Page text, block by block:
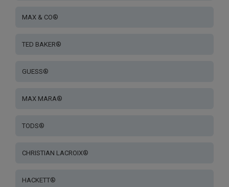
MAX & CO®
TED BAKER®
GUESS®
MAX MARA®
TODS®
CHRISTIAN LACROIX®
HACKETT®